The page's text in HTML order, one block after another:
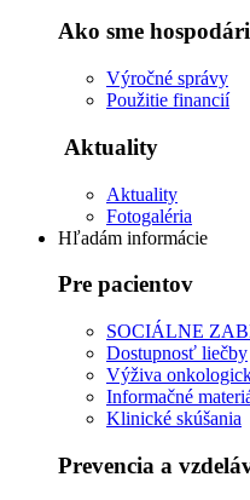
Ako sme
Výročné správy
Použitie financií
Aktuality
Aktuality
Fotogaléria
Hľadám informácie
Pre pacientov
SOCIÁLNE
Dostupnosť liečby
Výživa
Informačné
Klinické skúšania
Prevencia a